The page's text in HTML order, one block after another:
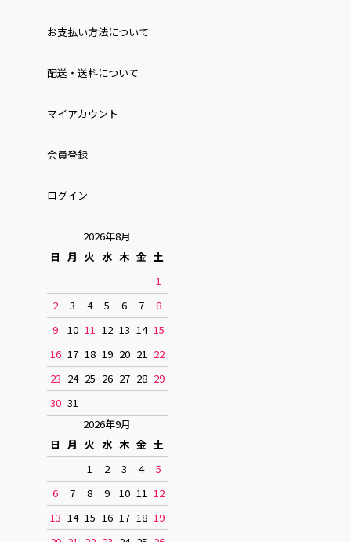
お⽀払い⽅法について
配送・送料について
マイアカウント
会員登録
ログイン
2026年8月
日 月 火 水 木 金 土
1
2
3 4 5 6 7
8
9
10 11 12 13 14 15
16 17 18 19 20 21 22
23 24 25 26 27 28 29
30 31
2026年9月
日 月 火 水 木 金 土
1
2 3 4
5
6
7 8 9 10 11 12
13 14 15 16 17 18 19